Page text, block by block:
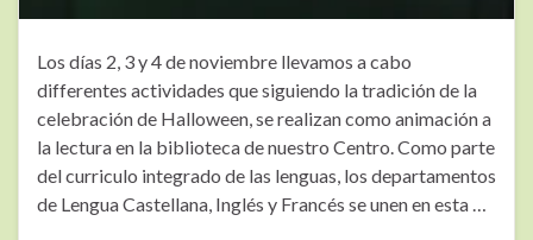
Los días 2, 3 y 4 de noviembre llevamos a cabo
differentes actividades que siguiendo la tradición de la
celebración de Halloween, se realizan como animación a
la lectura en la biblioteca de nuestro Centro. Como parte
del curriculo integrado de las lenguas, los departamentos
de Lengua Castellana, Inglés y Francés se unen en esta …